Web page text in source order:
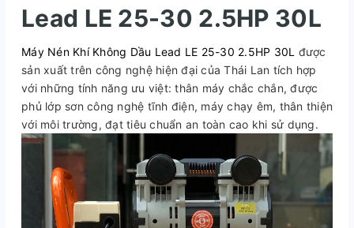
Lead LE 25-30 2.5HP 30L
Máy Nén Khí Không Dầu Lead LE 25-30 2.5HP 30L được
sản xuất trên công nghệ hiện đại của Thái Lan tích hợp
với những tính năng ưu việt: thân máy chắc chắn, được
phủ lớp sơn công nghệ tĩnh điện, máy chạy êm, thân thiện
với môi trường, đạt tiêu chuẩn an toàn cao khi sử dụng.